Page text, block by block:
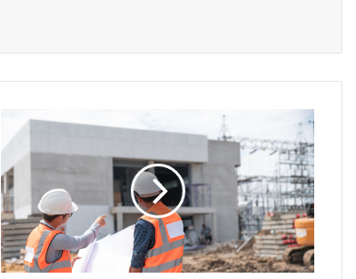
Perspectiva
anului
2021:
5
tendințe
care
vor
influența
construcțiile